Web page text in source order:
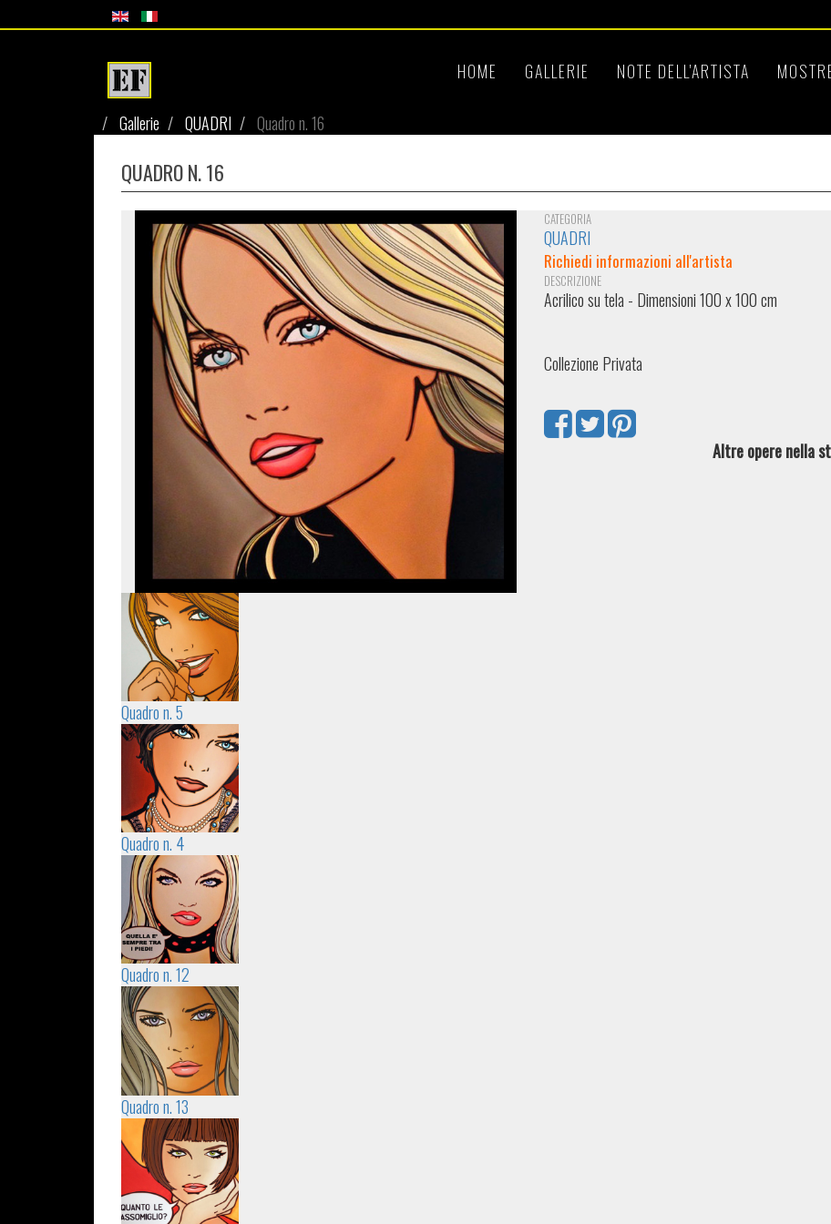
HOME GALLERIE NOTE DELL'ARTISTA
Gallerie QUADRI Quadro n. 16
QUADRO N. 16
CATEGORIA
QUADRI
Richiedi informazioni all'artista
DESCRIZIONE
Acrilico su tela - Dimensioni 100 x 100 cm
Collezione Privata
Altre opere nella
Quadro n. 5
Quadro n. 4
Quadro n. 12
Quadro n. 13